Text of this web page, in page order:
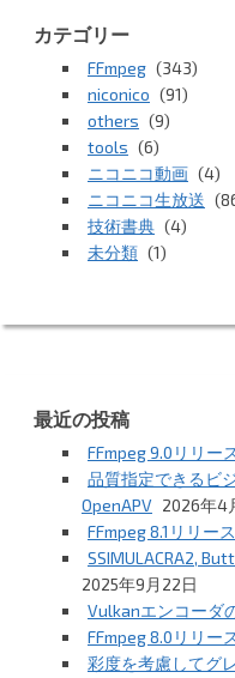
カテゴリー
FFmpeg (343)
niconico (91)
others (9)
tools (6)
ニコニコ動画 (4)
ニコニコ生放送
技術書典 (4)
未分類 (1)
最近の投稿
FFmpeg 9.0リリー
品質指定できるビ
OpenAPV 2026年4
FFmpeg 8.1リリース
SSIMULACRA2,
2025年9月22日
Vulkanエンコーダ
FFmpeg 8.0リリー
彩度を考慮してグ